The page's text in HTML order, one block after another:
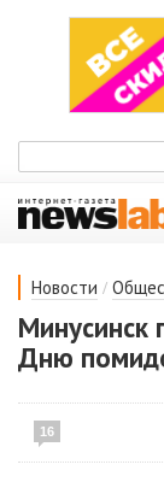
Новости /
Минусинск
Дню
16